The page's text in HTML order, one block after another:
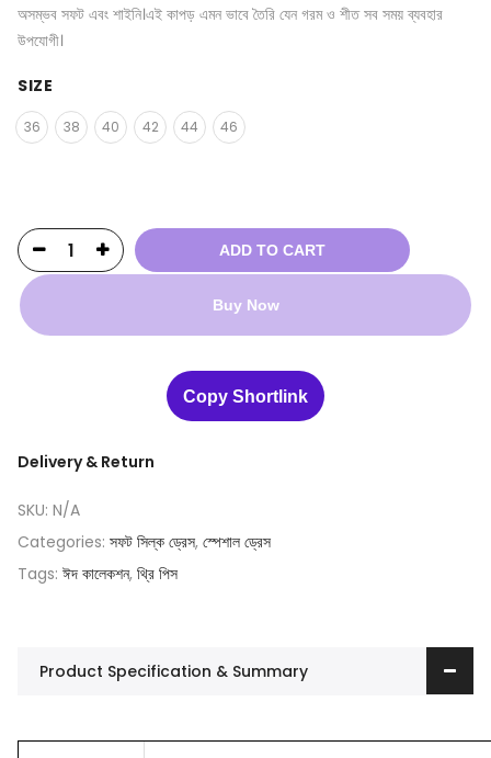
অসম্ভব সফট এবং শাইনি।এই কাপড় এমন ভাবে তৈরি যেন গরম ও শীত সব সময় ব্যবহার
উপযোগী।
SIZE
36 38 40 42 44 46
ADD TO CART
Buy Now
Copy Shortlink
Delivery & Return
SKU: N/A
Categories: সফট সিল্ক ড্রেস, স্পেশাল ড্রেস
Tags: ঈদ কালেকশন, থ্রি পিস
Product Specification & Summary